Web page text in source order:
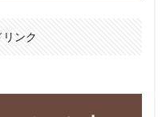
ンク